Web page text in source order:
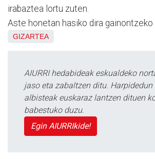
irabaztea lortu zuten.
Aste honetan hasiko dira gainontzeko
GIZARTEA
AIURRI hedabideak eskualdeko
jaso eta zabaltzen ditu.
albisteak euskaraz lantzen dituen
babestuko duzu.
Egin AIURRIkide!